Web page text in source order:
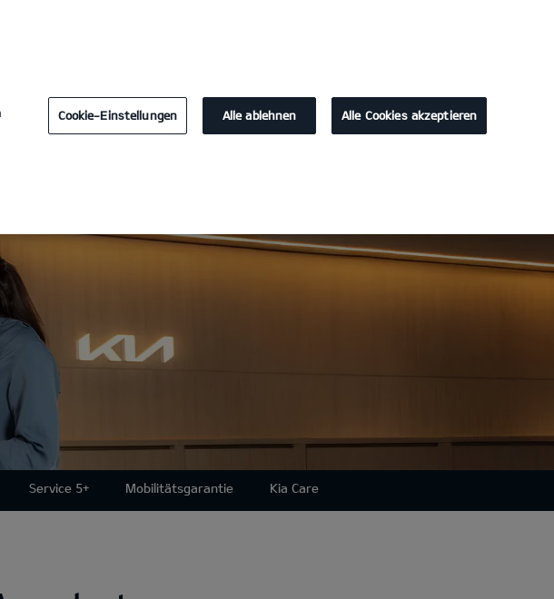
Service 5+ Mobilitätsgarantie Kia Care
Cookie-Einstellungen Alle ablehnen Alle Cookies akzeptieren